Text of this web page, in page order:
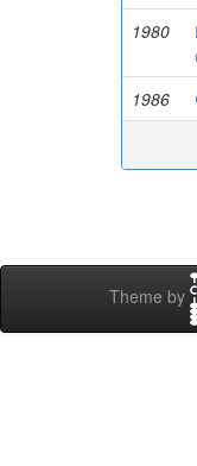
1980
1986
Theme by